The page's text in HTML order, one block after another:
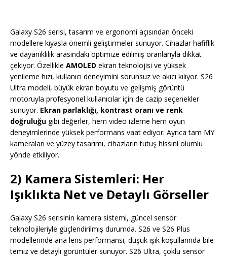
Galaxy S26 serisi, tasarım ve ergonomi açısından önceki
modellere kıyasla önemli geliştirmeler sunuyor. Cihazlar hafiflik
ve dayanıklılık arasındaki optimize edilmiş oranlarıyla dikkat
çekiyor. Özellikle AMOLED ekran teknolojisi ve yüksek
yenileme hızı, kullanıcı deneyimini sorunsuz ve akıcı kılıyor. S26
Ultra modeli, büyük ekran boyutu ve gelişmiş görüntü
motoruyla profesyonel kullanıcılar için de cazip seçenekler
sunuyor. Ekran parlaklığı, kontrast oranı ve renk
doğruluğu gibi değerler, hem video izleme hem oyun
deneyimlerinde yüksek performans vaat ediyor. Ayrıca tam MY
kameraları ve yüzey tasarımı, cihazların tutuş hissini olumlu
yönde etkiliyor.
2) Kamera Sistemleri: Her
Işıklıkta Net ve Detaylı Görseller
Galaxy S26 serisinin kamera sistemi, güncel sensör
teknolojileriyle güçlendirilmiş durumda. S26 ve S26 Plus
modellerinde ana lens performansı, düşük ışık koşullarında bile
temiz ve detaylı görüntüler sunuyor. S26 Ultra, çoklu sensör